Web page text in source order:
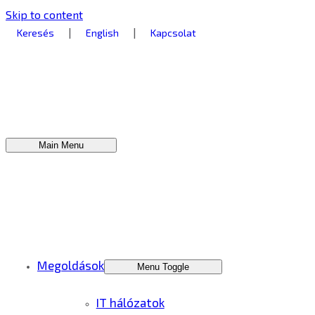
Skip to content
Keresés | English | Kapcsolat
Main Menu
Megoldások Menu Toggle
IT hálózatok